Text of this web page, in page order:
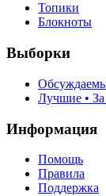
Топики
Блокноты
Выборки
Лучшие • За
Информация
Помощь
Правила
Поддержка